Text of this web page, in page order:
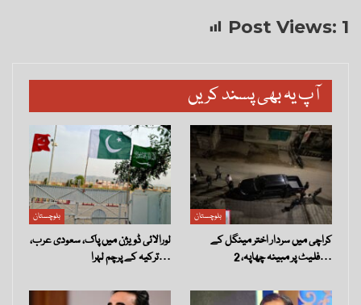
Post Views: 1
آپ یہ بھی پسند کریں
بلوچستان
لورالائی ڈویژن میں پاک، سعودی عرب،
ترکیہ کے پرچم لہرا…
بلوچستان
کراچی میں سردار اختر مینگل کے
فلیٹ پر مبینہ چھاپہ، 2…